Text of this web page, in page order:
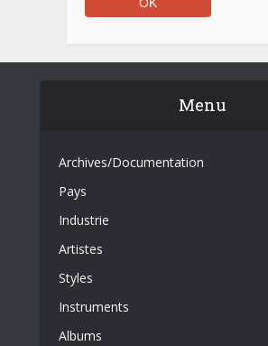
Menu
Archives/Documentation
Pays
Industrie
Artistes
Styles
Instruments
Albums